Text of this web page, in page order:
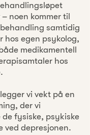
noen kommer til
samtidig
hos egen psykolog,
medikamentell
hos
vi vekt på en
der vi
fysiske, psykiske
ved depresjonen.